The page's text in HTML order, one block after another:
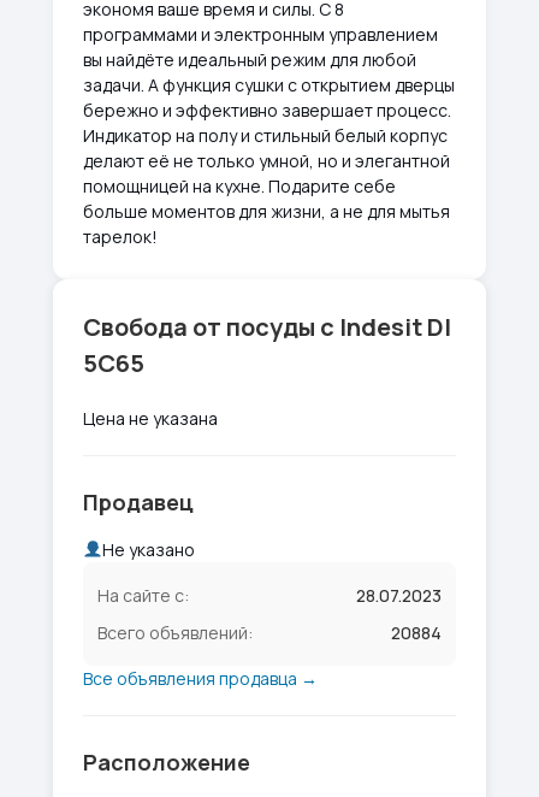
экономя ваше время и силы. С 8
программами и электронным управлением
вы найдёте идеальный режим для любой
задачи. А функция сушки с открытием дверцы
бережно и эффективно завершает процесс.
Индикатор на полу и стильный белый корпус
делают её не только умной, но и элегантной
помощницей на кухне. Подарите себе
больше моментов для жизни, а не для мытья
тарелок!
Свобода от посуды с Indesit DI
5C65
Цена не указана
Продавец
Не указано
На сайте с:
28.07.2023
Всего объявлений:
20884
Все объявления продавца →
Расположение